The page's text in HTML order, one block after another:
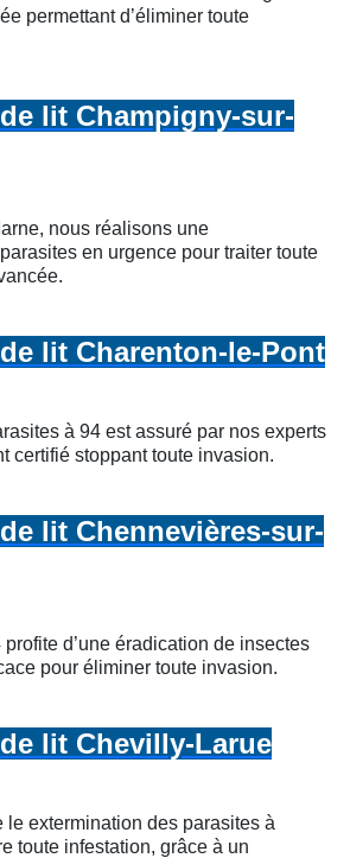
permettant d’éliminer toute
lit Champigny-sur-
nous réalisons une
en urgence pour traiter toute
lit Charenton-le-Pont
à 94 est assuré par nos experts
certifié stoppant toute invasion.
lit Chennevières-sur-
d’une éradication de insectes
pour éliminer toute invasion.
lit Chevilly-Larue
le extermination des parasites à
toute infestation, grâce à un